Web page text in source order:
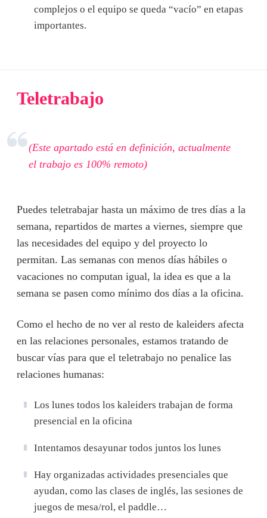
complejos o el equipo se queda “vacío” en etapas
importantes.
Teletrabajo
(Este apartado está en definición, actualmente
el trabajo es 100% remoto)
Puedes teletrabajar hasta un máximo de tres días a la
semana, repartidos de martes a viernes, siempre que
las necesidades del equipo y del proyecto lo
permitan. Las semanas con menos días hábiles o
vacaciones no computan igual, la idea es que a la
semana se pasen como mínimo dos días a la oficina.
Como el hecho de no ver al resto de kaleiders afecta
en las relaciones personales, estamos tratando de
buscar vías para que el teletrabajo no penalice las
relaciones humanas:
Los lunes todos los kaleiders trabajan de forma
presencial en la oficina
Intentamos desayunar todos juntos los lunes
Hay organizadas actividades presenciales que
ayudan, como las clases de inglés, las sesiones de
juegos de mesa/rol, el paddle…